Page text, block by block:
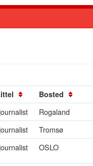
Bosted
Rogaland
Tromsø
OSLO